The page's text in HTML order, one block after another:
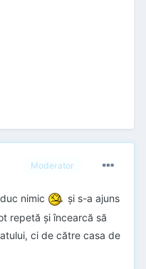
Moderator
nimic
și s-a ajuns
repetă și încearcă să
ci de către casa de